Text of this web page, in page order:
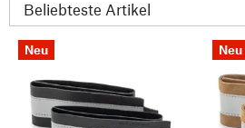
Neu Neu